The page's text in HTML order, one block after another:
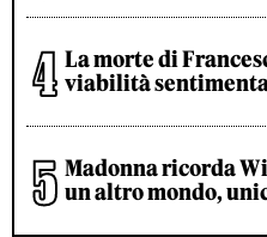
La morte di
viabilità
Madonna ricorda
un altro mondo,